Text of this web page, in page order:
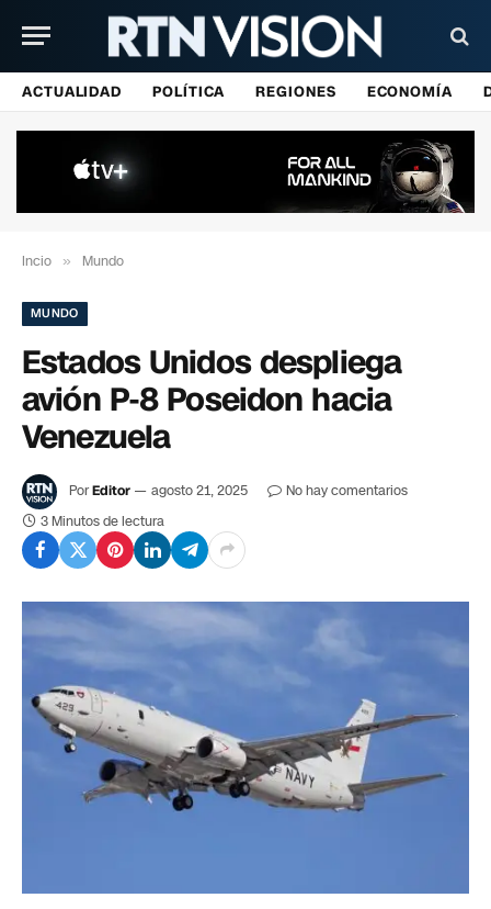
ACTUALIDAD POLÍTICA REGIONES ECONOMÍA
Incio » Mundo
MUNDO
Estados Unidos despliega
avión P-8 Poseidon hacia
Venezuela
PorEditor agosto 21, 2025
No hay comentarios
3 Minutos de lectura